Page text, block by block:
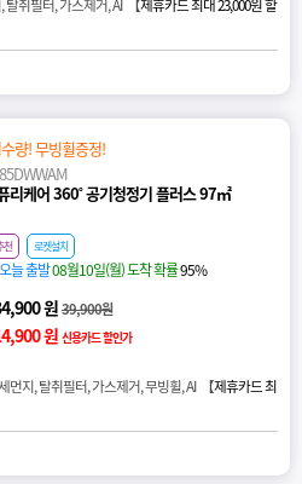
탈취필터, 가스제거, AI 【제휴카드 최대 23,000원 할
량! 무빙휠증정!
리케어 360˚ 공기청정기 플러스 97㎡
천 로켓설치
오늘 출발08월10일(월) 도착 확률95%
원39,900원
원 신용카드 할인가
먼지, 탈취필터, 가스제거, 무빙휠, AI 【제휴카드 최